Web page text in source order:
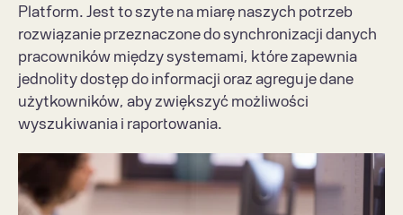
Platform. Jest to szyte na miarę naszych potrzeb
rozwiązanie przeznaczone do synchronizacji danych
pracowników między systemami, które zapewnia
jednolity dostęp do informacji oraz agreguje dane
użytkowników, aby zwiększyć możliwości
wyszukiwania i raportowania.